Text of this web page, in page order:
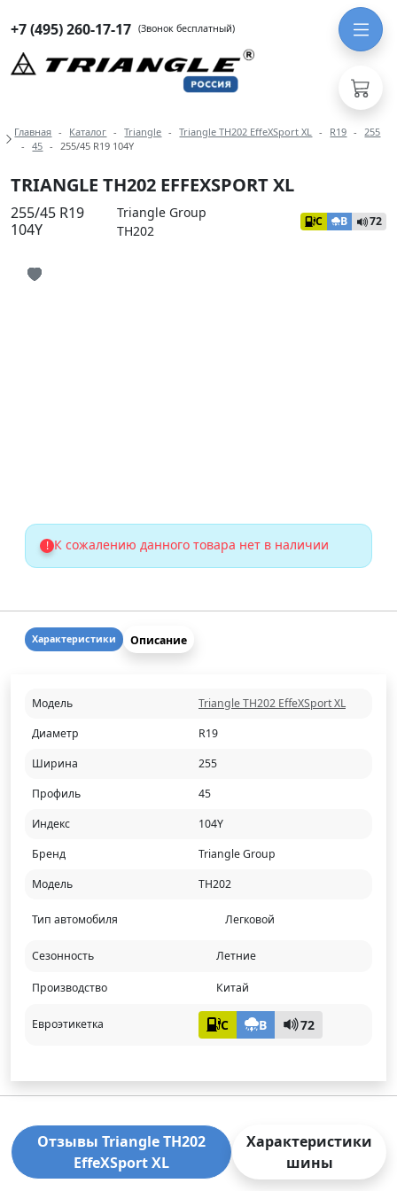
+7 (495) 260-17-17 (Звонок бесплатный)
Навигация по разделам модели
Главная Каталог Triangle Triangle TH202 EffeXSport XL R19
255
45
255/45 R19 104Y
TRIANGLE TH202 EFFEXSPORT XL
255/45 R19
104Y
Triangle Group
TH202
C B 72
! К сожалению данного товара нет в наличии
Характеристики Описание
Модель
Triangle TH202 EffeXSport XL
Диаметр
R19
Ширина
255
Профиль
45
Индекс
104Y
Бренд
Triangle Group
Модель
TH202
Тип автомобиля Легковой
Сезонность Летние
Производство Китай
Евроэтикетка C B 72
Отзывы Triangle TH202
EffeXSport XL
Характеристики
шины